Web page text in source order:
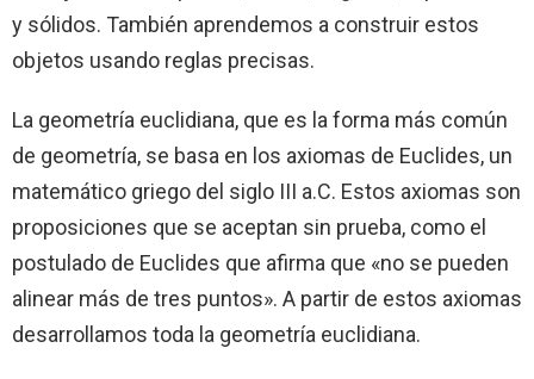
y sólidos. También aprendemos a construir estos
objetos usando reglas precisas.
La geometría euclidiana, que es la forma más común
de geometría, se basa en los axiomas de Euclides, un
matemático griego del siglo III a.C. Estos axiomas son
proposiciones que se aceptan sin prueba, como el
postulado de Euclides que afirma que «no se pueden
alinear más de tres puntos». A partir de estos axiomas
desarrollamos toda la geometría euclidiana.